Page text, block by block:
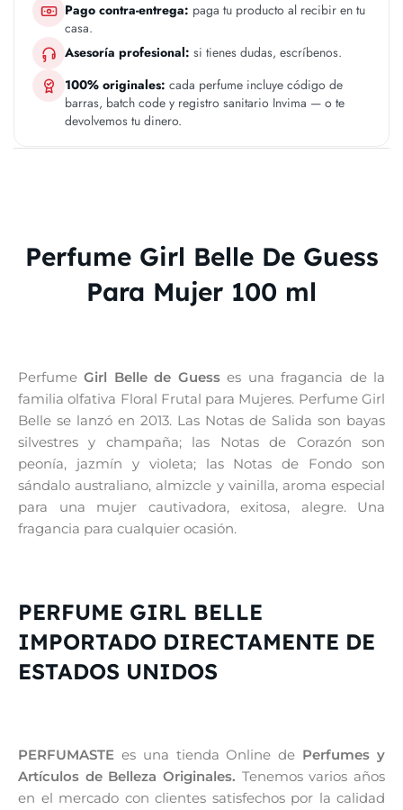
Pago contra-entrega: paga tu producto al recibir en tu
casa.
Asesoría profesional: si tienes dudas, escríbenos.
100% originales: cada perfume incluye código de
barras, batch code y registro sanitario Invima — o te
devolvemos tu dinero.
Perfume Girl Belle De Guess
Para Mujer 100 ml
PerfumeGirl Belle de Guesses una fragancia de la
familia olfativa Floral Frutal para Mujeres. Perfume Girl
Belle se lanzó en 2013. Las Notas de Salida son bayas
silvestres y champaña; las Notas de Corazón son
peonía, jazmín y violeta; las Notas de Fondo son
sándalo australiano, almizcle y vainilla, aroma especial
para una mujer cautivadora, exitosa, alegre. Una
fragancia para cualquier ocasión.
PERFUME GIRL BELLE
IMPORTADO DIRECTAMENTE DE
ESTADOS UNIDOS
PERFUMASTE es una tienda Online de Perfumes y
Artículos de Belleza Originales. Tenemos varios años
en el mercado con clientes satisfechos por la calidad